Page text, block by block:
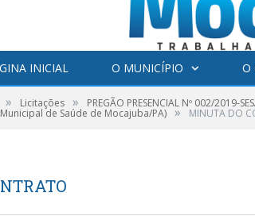
INICIAL O MUNICÍPIO O
» Licitações » PREGÃO PRESENCIAL Nº 002/
de Saúde de Mocajuba/PA) » MINUTA DO